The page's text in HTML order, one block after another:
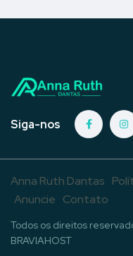
Siga-nos
Anna Ruth Dantas
Anuncie Contato
Todos os direitos
BRAVIAHOST